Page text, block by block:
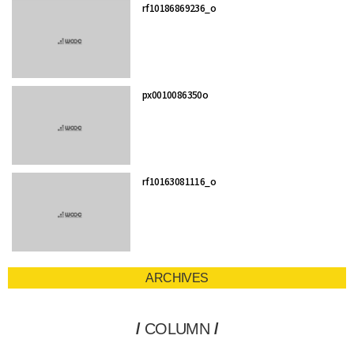
rf10186869236_o
px0010086350o
rf10163081116_o
ARCHIVES
/ COLUMN /